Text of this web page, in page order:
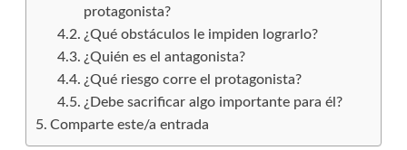
protagonista?
¿Qué obstáculos le impiden lograrlo?
¿Quién es el antagonista?
¿Qué riesgo corre el protagonista?
¿Debe sacrificar algo importante para él?
Comparte este/a entrada